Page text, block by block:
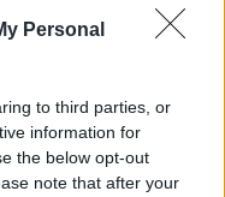
Personal
to third parties, or
information for
the below opt-out
note that after your
επιβάτης
έξω από το
θαύμα